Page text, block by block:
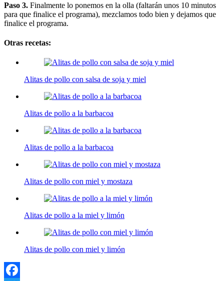
Paso 3. Finalmente lo ponemos en la olla (faltarán unos 10 minutos
para que finalice el programa), mezclamos todo bien y dejamos que
finalice el programa.
Otras recetas:
Alitas de pollo con salsa de soja y miel
Alitas de pollo a la barbacoa
Alitas de pollo a la barbacoa
Alitas de pollo con miel y mostaza
Alitas de pollo a la miel y limón
Alitas de pollo con miel y limón